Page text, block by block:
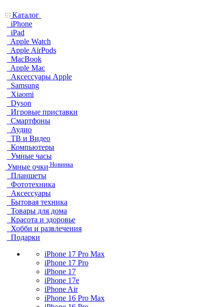
Каталог
iPhone
iPad
Apple Watch
Apple AirPods
MacBook
Apple Mac
Аксессуары Apple
Samsung
Xiaomi
Dyson
Игровые приставки
Смартфоны
Аудио
ТВ и Видео
Компьютеры
Умные часы
Умные очки Новинка
Планшеты
Фототехника
Аксессуары
Бытовая техника
Товары для дома
Красота и здоровье
Хобби и развлечения
Подарки
iPhone 17 Pro Max
iPhone 17 Pro
iPhone 17
iPhone 17e
iPhone Air
iPhone 16 Pro Max